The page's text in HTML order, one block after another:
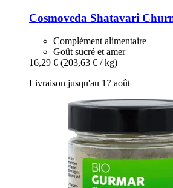
Cosmoveda Shatavari
Complément alimentaire
Goût sucré et amer
16,29 € (203,63 € / kg)
Livraison jusqu'au 17 août